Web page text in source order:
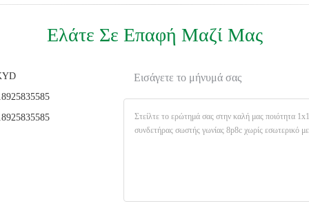
Ελάτε Σε Επαφή Μαζί Μας
Εισάγετε το μήνυμά σας